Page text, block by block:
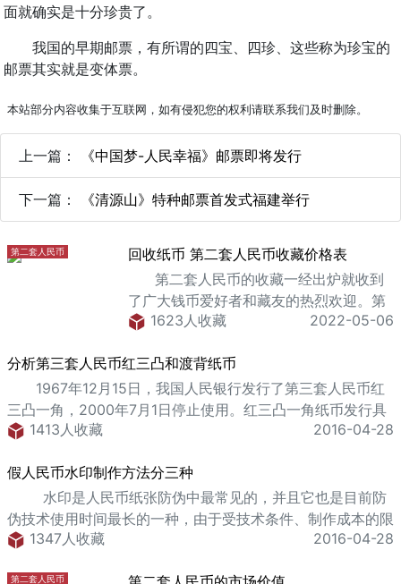
面就确实是十分珍贵了。
我国的早期邮票，有所谓的四宝、四珍、这些称为珍宝的
邮票其实就是变体票。
本站部分内容收集于互联网，如有侵犯您的权利请联系我们及时删除。
上一篇： 《中国梦-人民幸福》邮票即将发行
下一篇： 《清源山》特种邮票首发式福建举行
第二套人民币
回收纸币 第二套人民币收藏价格表
第二套人民币的收藏一经出炉就收到
了广大钱币爱好者和藏友的热烈欢迎。第
二套纸币作为我国第一套币种齐全、风格
已经是完全退出纸币流通市场而
1623人收藏 2022-05-06
分析第三套人民币红三凸和渡背纸币
1967年12月15日，我国人民银行发行了第三套人民币红
三凸一角，2000年7月1日停止使用。红三凸一角纸币发行具
有一定的历史渊源的，其正面是教育与生产相结合的画面，下
1413人收藏 2016-04-28
假人民币水印制作方法分三种
水印是人民币纸张防伪中最常见的，并且它也是目前防
伪技术使用时间最长的一种，由于受技术条件、制作成本的限
制，一直以来假人民币使用的都是非专用钞纸，水印
1347人收藏 2016-04-28
第二套人民币